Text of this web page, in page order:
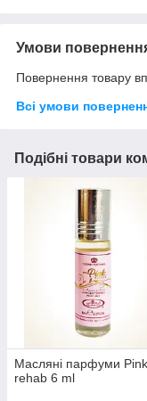
Умови
Повернення товару
Всі умови
Подібні товари
Масляні парфуми
rehab 6 ml